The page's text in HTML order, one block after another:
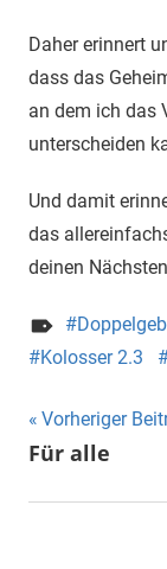
Daher erinnert
dass das
an dem ich das
unterscheiden
Und damit
das
deinen
Kolosser 2.3
Vorheriger
Für alle